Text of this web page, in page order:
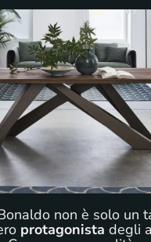
non è solo un
protagonista degli